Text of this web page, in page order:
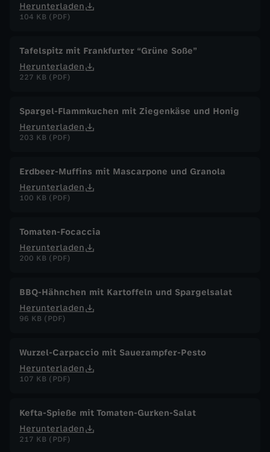
Herunterladen
104 KB (PDF)
Tafelspitz mit Frankfurter “Grüne Soße”
Herunterladen
227 KB (PDF)
Spargel-Flammkuchen mit Ziegenkäse und Honig
Herunterladen
203 KB (PDF)
Erdbeer-Muffins mit Mascarpone und Granola
Herunterladen
100 KB (PDF)
Tomaten-Focaccia
Herunterladen
200 KB (PDF)
BBQ-Hähnchen mit Kartoffeln und Spargelsalat
Herunterladen
96 KB (PDF)
Wurzel-Carpaccio mit Sauerampfer-Pesto
Herunterladen
107 KB (PDF)
Kefta-Spieße mit Tomaten-Gurken-Salat
Herunterladen
217 KB (PDF)